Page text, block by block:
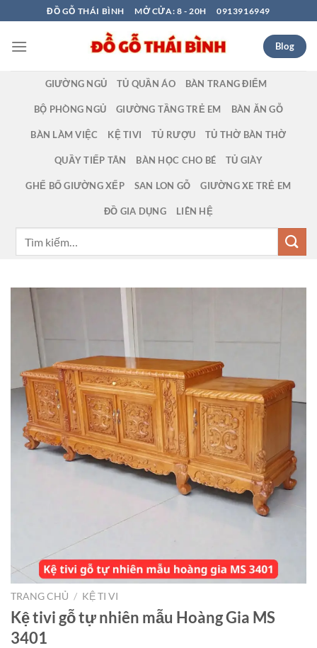
qua
nội
ĐỒ GỖ THÁI BÌNH MỞ CỬA: 8 - 20H 0913916949
Blog
GIƯỜNG NGỦ TỦ QUẦN ÁO BÀN TRANG ĐIỂM
BỘ PHÒNG NGỦ GIƯỜNG TẦNG TRẺ EM BÀN ĂN GỖ
BÀN LÀM VIỆC KỆ TIVI TỦ RƯỢU TỦ THỜ BÀN THỜ
QUẦY TIẾP TÂN BÀN HỌC CHO BÉ TỦ GIÀY
GHẾ BỐ GIƯỜNG XẾP SAN LON GỖ GIƯỜNG XE TRẺ EM
ĐỒ GIA DỤNG LIÊN HỆ
TRANG CHỦ / KỆ TI VI
Kệ tivi gỗ tự nhiên mẫu Hoàng Gia MS
3401